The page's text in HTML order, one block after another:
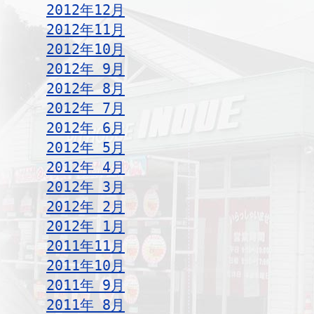
2012年12月
2012年11月
2012年10月
2012年 9月
2012年 8月
2012年 7月
2012年 6月
2012年 5月
2012年 4月
2012年 3月
2012年 2月
2012年 1月
2011年11月
2011年10月
2011年 9月
2011年 8月